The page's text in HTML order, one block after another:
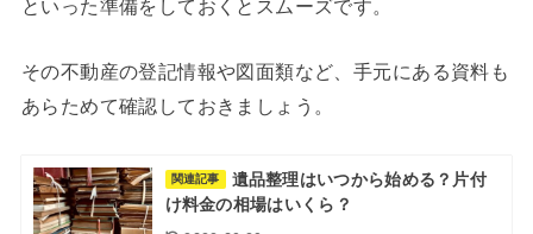
といった準備をしておくとスムーズです。
その不動産の登記情報や図面類など、手元にある資料も
あらためて確認しておきましょう。
関連記事
遺品整理はいつから始める？片付
け料金の相場はいくら？